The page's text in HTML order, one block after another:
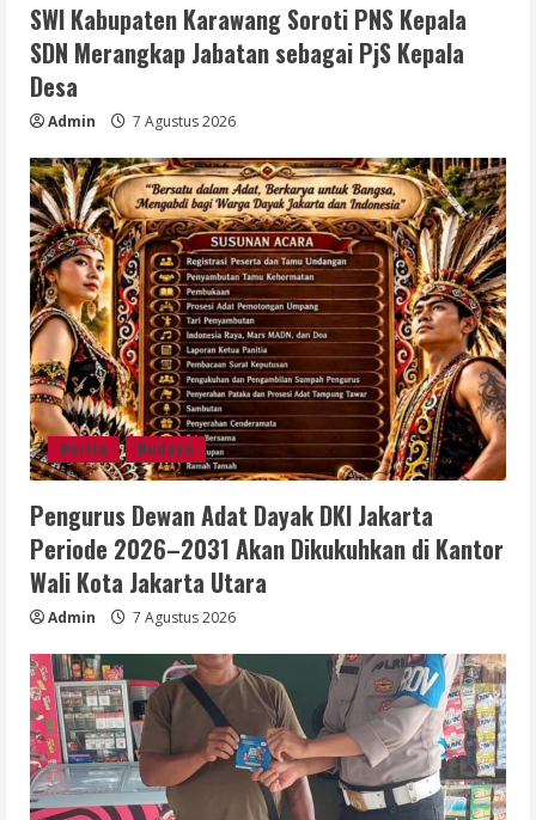
SWI Kabupaten Karawang Soroti PNS Kepala
SDN Merangkap Jabatan sebagai PjS Kepala
Desa
Admin 7 Agustus 2026
Berita Budaya
Pengurus Dewan Adat Dayak DKI Jakarta
Periode 2026–2031 Akan Dikukuhkan di Kantor
Wali Kota Jakarta Utara
Admin 7 Agustus 2026